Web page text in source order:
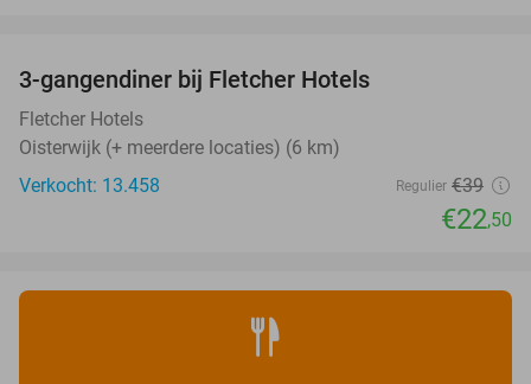
3-gangendiner bij Fletcher Hotels
Fletcher Hotels
Oisterwijk (+ meerdere locaties) (6 km)
Verkocht: 13.458
Regulier €39
€22,50